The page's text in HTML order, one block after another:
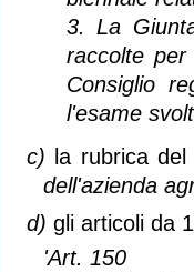
3. La
raccolte
Consiglio
l'esame
c) la rubrica
dell'azienda
d) gli articoli da
'Art. 150